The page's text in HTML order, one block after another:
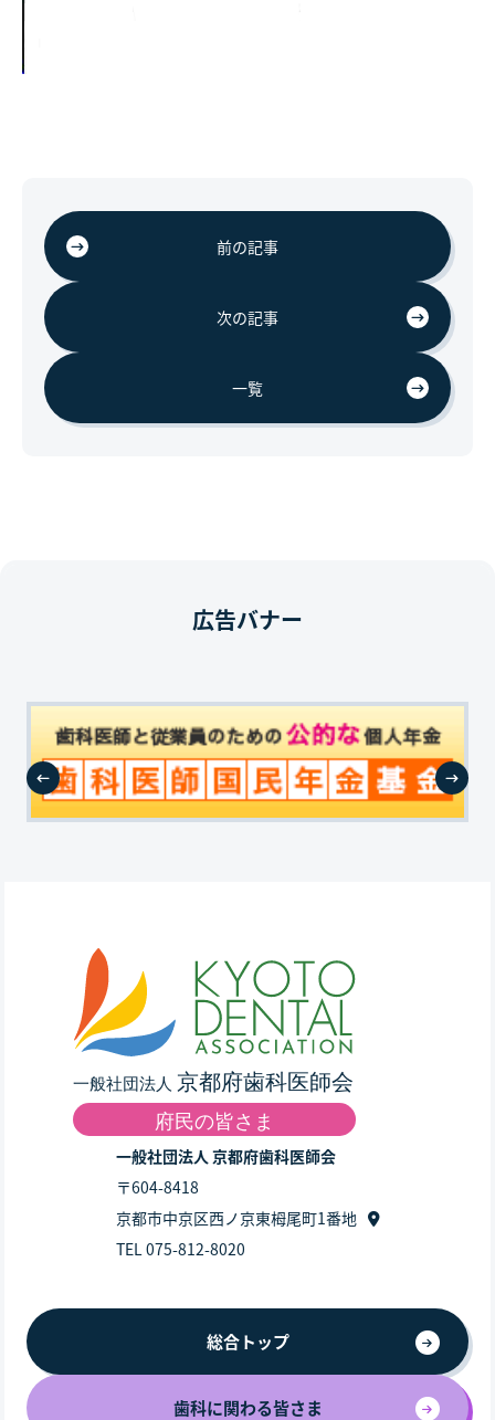
前の記事
次の記事
一覧
広告バナー
一般社団法人 京都府歯科医師会
〒604-8418
京都市中京区西ノ京東栂尾町1番地
TEL 075-812-8020
総合トップ
歯科に関わる皆さま